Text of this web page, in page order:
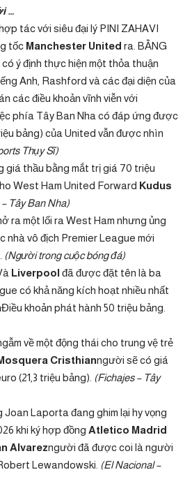
…
tác với siêu đại lý PINI ZAHAVI
tốc Manchester United ra. BẰNG
ý định thực hiện một thỏa thuận
Anh, Rashford và các đại diện của
các điều khoản vĩnh viễn với
phía Tây Ban Nha có đáp ứng được
bảng) của United vẫn được nhìn
Thụy Sĩ)
giá thầu bằng mắt trị giá 70 triệu
West Ham United Forward Kudus
Tây Ban Nha)
ra một lối ra West Ham nhưng ủng
nhà vô địch Premier League mới
(Người trong cuộc bóng đá)
Liverpool đã được đặt tên là ba
có khả năng kích hoạt nhiều nhất
Điều khoản phát hành 50 triệu bảng.
về một động thái cho trung vệ trẻ
Cristhianngười sẽ có giá
(21,3 triệu bảng). (Fichajes – Tây
Joan Laporta đang ghim lại hy vọng
khi ký hợp đồng Atletico Madrid
Alvarezngười đã được coi là người
Lewandowski. (El Nacional –